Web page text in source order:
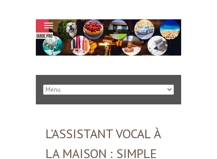
L’ASSISTANT VOCAL À
LA MAISON : SIMPLE